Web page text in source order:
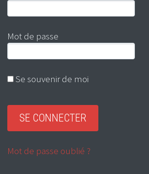
Mot de passe
Se souvenir de moi
Mot de passe oublié ?